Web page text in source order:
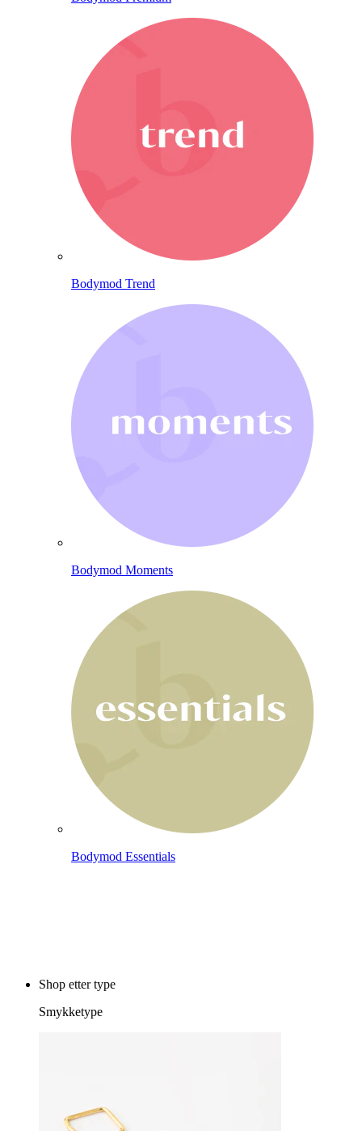
Bodymod Trend
Bodymod Moments
Bodymod Essentials
Shop etter type
Smykketype